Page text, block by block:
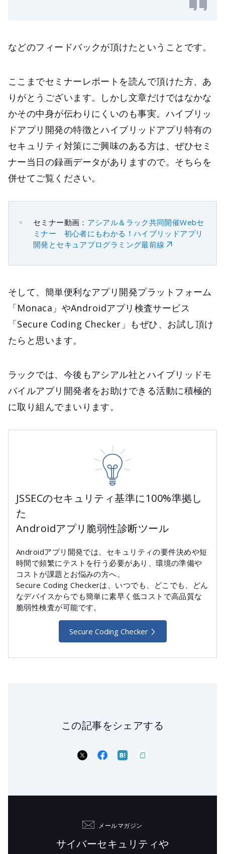
などのフィードバックが頂けたということです。
ここまでセミナーレポートを読んで頂けた方、あ
りがとうございます。しかし文章だけではなかな
かその中身が伝わりにくいのも事実。ハイブリッ
ドアプリ開発の特徴とハイブリッドアプリ特有の
セキュリティ対策にご興味のある方は、ぜひセミ
ナー当日の録画データがありますので。そちらを
併せてご覧ください。
セミナー動画： アシアル＆ラック共同開催Webセ
ミナー 初心者にもわかる！ハイブリッドアプリ
開発とセキュアプログラミング最前線
そして、簡単便利なアプリ開発プラットフォーム
「Monaca」やAndroidアプリ検査サービス
「Secure Coding Checker」もぜひ、お試し頂け
たらと思います。
ラックでは、今後もアシアル社とハイブリッドモ
バイルアプリ開発者をお助けできる活動に積極的
に取り組んでまいります。
JSSECのセキュリティ基準に100%準拠し
た
Androidアプリ脆弱性診断ツール
Androidアプリ開発では、セキュリティの要件決めや短
時間で頻繁にテストを行う必要があり、環境の準備や
コストが課題とお悩みの方へ。
Secure Coding Checkerは、いつでも、どこでも、どん
なデバイスからでも簡単に素早く低コストで高品質な
脆弱性検査が可能です。
Secure Coding Checker
この記事をシェアする
メールマガジン
サイバーセキュリティや